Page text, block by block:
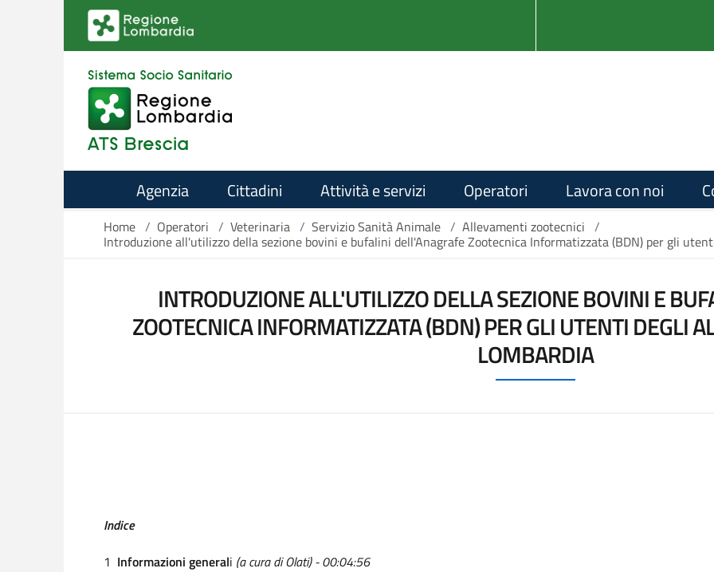
Salta al contenuto principale
Agenzia Cittadini Attività e servizi Operatori Lavora con noi
Home / Operatori / Veterinaria / Servizio Sanità Animale / Allevamenti zootecnici /
Introduzione all'utilizzo della sezione bovini e bufalini dell'Anagrafe Zootecnica Informatizzata (BDN) per gli
INTRODUZIONE ALL'UTILIZZO DELLA SEZIONE BOVINI E
ZOOTECNICA INFORMATIZZATA (BDN) PER GLI UTENTI DEGLI
LOMBARDIA
Indice
1 Informazioni generali (a cura di Olati) - 00:04:56